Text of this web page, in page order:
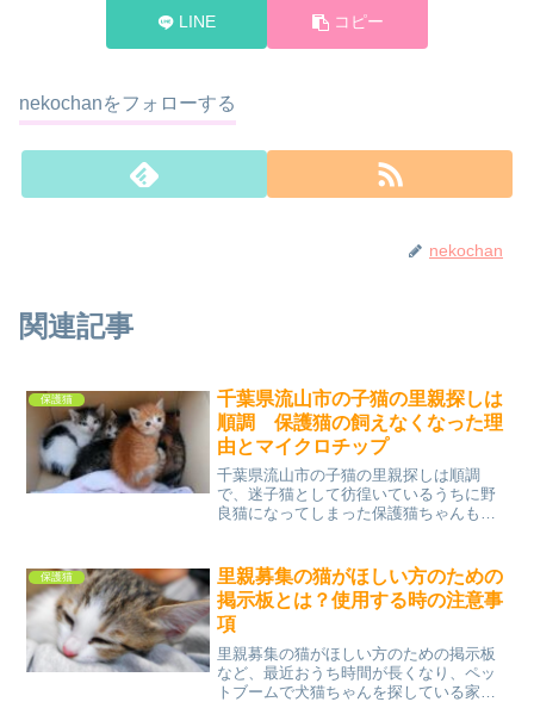
LINE コピー
nekochanをフォローする
nekochan
関連記事
保護猫
千葉県流山市の子猫の里親探しは
順調 保護猫の飼えなくなった理
由とマイクロチップ
千葉県流山市の子猫の里親探しは順調
で、迷子猫として彷徨いているうちに野
良猫になってしまった保護猫ちゃんも中
ませんが、今では飼い猫にはマイクロチ
ップが挿入されている場合が...
保護猫
里親募集の猫がほしい方のための
掲示板とは？使用する時の注意事
項
里親募集の猫がほしい方のための掲示板
など、最近おうち時間が長くなり、ペッ
トブームで犬猫ちゃんを探している家庭